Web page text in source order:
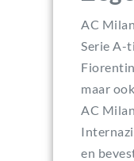
AC
Serie A-
maar
AC
en